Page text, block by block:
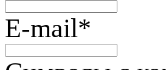
E-mail*